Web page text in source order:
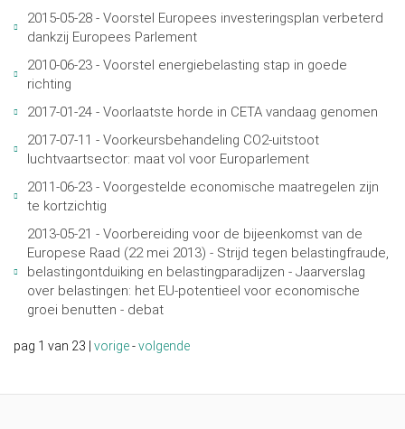
2015-05-28 - Voorstel Europees investeringsplan verbeterd
dankzij Europees Parlement
2010-06-23 - Voorstel energiebelasting stap in goede
richting
2017-01-24 - Voorlaatste horde in CETA vandaag genomen
2017-07-11 - Voorkeursbehandeling CO2-uitstoot
luchtvaartsector: maat vol voor Europarlement
2011-06-23 - Voorgestelde economische maatregelen zijn
te kortzichtig
2013-05-21 - Voorbereiding voor de bijeenkomst van de
Europese Raad (22 mei 2013) - Strijd tegen belastingfraude,
belastingontduiking en belastingparadijzen - Jaarverslag
over belastingen: het EU-potentieel voor economische
groei benutten - debat
pag 1 van 23 | vorige-volgende